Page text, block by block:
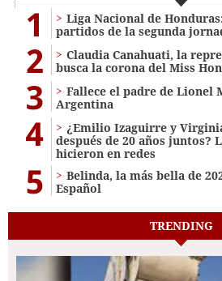
1
Liga Nacional de
partidos de la segunda
2
Claudia Canahuati, la
busca la corona del Miss
3
Fallece el padre de Lionel
Argentina
4
¿Emilio Izaguirre y
después de 20 años juntos?
hicieron en redes
5
Belinda, la más bella de
Español
TRENDING